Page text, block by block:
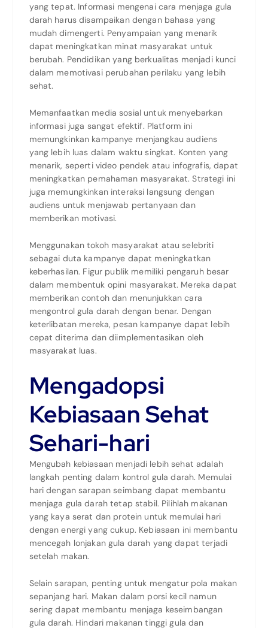
yang tepat. Informasi mengenai cara menjaga gula
darah harus disampaikan dengan bahasa yang
mudah dimengerti. Penyampaian yang menarik
dapat meningkatkan minat masyarakat untuk
berubah. Pendidikan yang berkualitas menjadi kunci
dalam memotivasi perubahan perilaku yang lebih
sehat.
Memanfaatkan media sosial untuk menyebarkan
informasi juga sangat efektif. Platform ini
memungkinkan kampanye menjangkau audiens
yang lebih luas dalam waktu singkat. Konten yang
menarik, seperti video pendek atau infografis, dapat
meningkatkan pemahaman masyarakat. Strategi ini
juga memungkinkan interaksi langsung dengan
audiens untuk menjawab pertanyaan dan
memberikan motivasi.
Menggunakan tokoh masyarakat atau selebriti
sebagai duta kampanye dapat meningkatkan
keberhasilan. Figur publik memiliki pengaruh besar
dalam membentuk opini masyarakat. Mereka dapat
memberikan contoh dan menunjukkan cara
mengontrol gula darah dengan benar. Dengan
keterlibatan mereka, pesan kampanye dapat lebih
cepat diterima dan diimplementasikan oleh
masyarakat luas.
Mengadopsi
Kebiasaan Sehat
Sehari-hari
Mengubah kebiasaan menjadi lebih sehat adalah
langkah penting dalam kontrol gula darah. Memulai
hari dengan sarapan seimbang dapat membantu
menjaga gula darah tetap stabil. Pilihlah makanan
yang kaya serat dan protein untuk memulai hari
dengan energi yang cukup. Kebiasaan ini membantu
mencegah lonjakan gula darah yang dapat terjadi
setelah makan.
Selain sarapan, penting untuk mengatur pola makan
sepanjang hari. Makan dalam porsi kecil namun
sering dapat membantu menjaga keseimbangan
gula darah. Hindari makanan tinggi gula dan